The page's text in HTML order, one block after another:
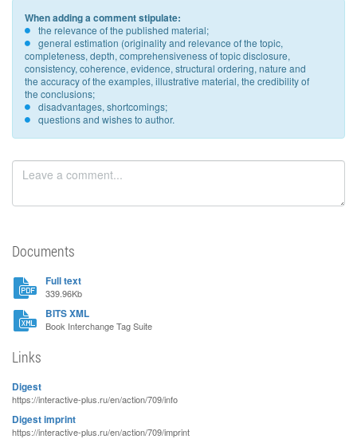
When adding a comment stipulate:
the relevance of the published material;
general estimation (originality and relevance of the topic,
completeness, depth, comprehensiveness of topic disclosure,
consistency, coherence, evidence, structural ordering, nature and
the accuracy of the examples, illustrative material, the credibility of
the conclusions;
disadvantages, shortcomings;
questions and wishes to author.
Documents
Full text
339.96Kb
BITS XML
Book Interchange Tag Suite
Links
Digest
https://interactive-plus.ru/en/action/709/info
Digest imprint
https://interactive-plus.ru/en/action/709/imprint